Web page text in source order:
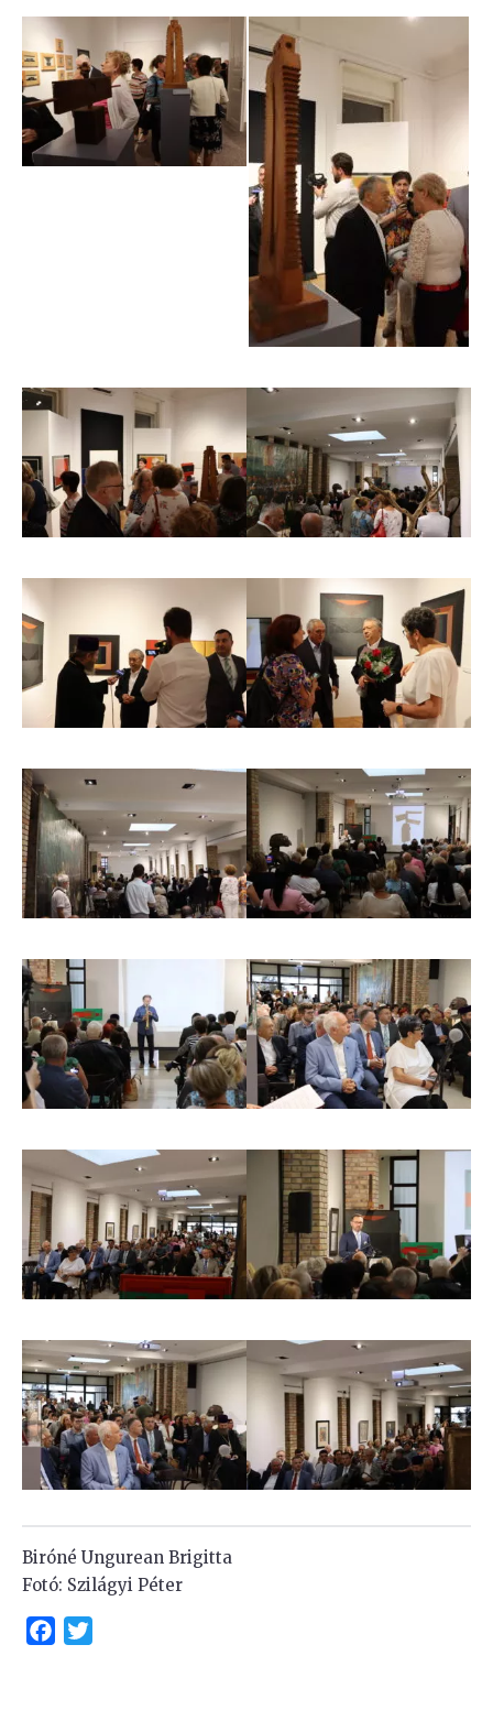
Biróné Ungurean Brigitta
Fotó: Szilágyi Péter
Facebook